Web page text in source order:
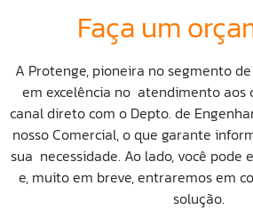
Faça um
A Protenge, pioneira no segmento de
em excelência no atendimento aos
canal direto com o Depto. de
nosso Comercial, o que garante
sua necessidade. Ao lado, você pode
e, muito em breve, entraremos em
solução.